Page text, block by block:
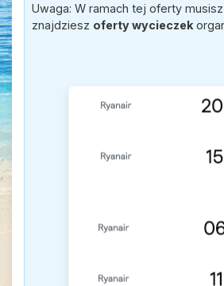
Uwaga: W ramach tej oferty
znajdziesz oferty wycieczek